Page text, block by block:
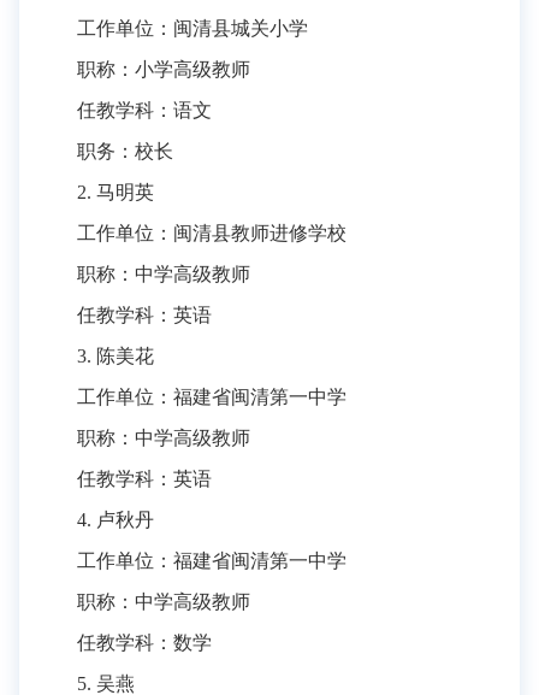
工作单位：闽清县城关小学
职称：小学高级教师
任教学科：语文
职务：校长
2. 马明英
工作单位：闽清县教师进修学校
职称：中学高级教师
任教学科：英语
3. 陈美花
工作单位：福建省闽清第一中学
职称：中学高级教师
任教学科：英语
4. 卢秋丹
工作单位：福建省闽清第一中学
职称：中学高级教师
任教学科：数学
5. 吴燕